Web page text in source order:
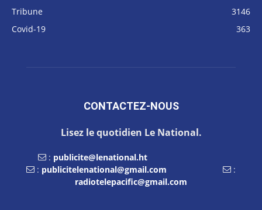
Tribune
3146
Covid-19
363
CONTACTEZ-NOUS
Lisez le quotidien Le National.
: publicite@lenational.ht
: publicitelenational@gmail.com
:
radiotelepacific@gmail.com